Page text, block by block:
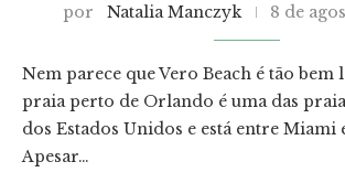
por Natalia Manczyk 8 de
Nem parece que Vero Beach é tão bem
praia perto de Orlando é uma das
dos Estados Unidos e está entre Miami
Apesar…